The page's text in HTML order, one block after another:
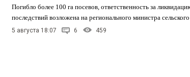
Погибло более 100 га посевов, ответственность за
последствий возложена на регионального министра сельского
5 августа 18:07 6 459